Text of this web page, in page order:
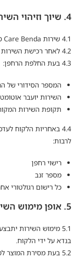
4. שיוך וזיהוי השירות
4.1 שירות Care Benda משויך למספר סידורי אחד בלבד של רחפן.
4.2 לאחר רכישת השירות יונפק ללקוח מספר שירות ייחודי המשויך למוצר.
4.3 בעת החלפת הרחפן:
המספר הסידורי של
השירות יועבר
תקופת השירות
4.4 באחריות הלקוח
לרבות:
רישוי רחפן
מספר זנב
כל רישום רגולטורי
5. אופן מימוש השירות
5.1 מימוש השירות
בנדא על ידי הלקוח.
5.2 בעת מסירת המוצר למעבדה מתחייב הלקוח: